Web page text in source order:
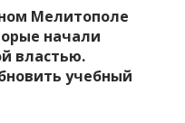
Мелитополе
начали
властью.
учебный